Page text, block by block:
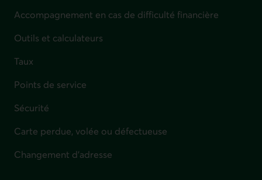
Accompagnement en cas de difficulté financière
Outils et calculateurs
Taux
Points de service
Sécurité
Carte perdue, volée ou défectueuse
Changement d'adresse